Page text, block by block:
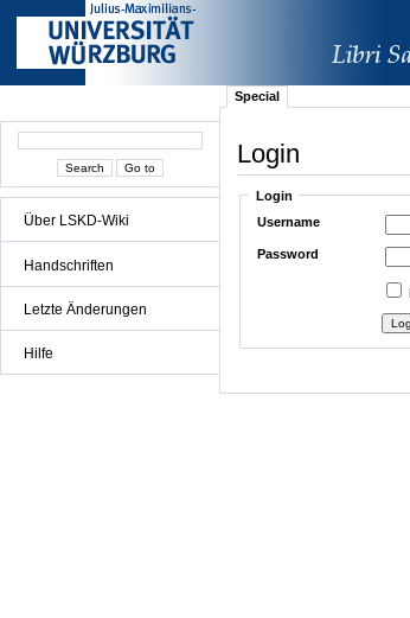
Über LSKD-Wiki
Handschriften
Letzte Änderungen
Hilfe
Special
Login
Login
Username
Password